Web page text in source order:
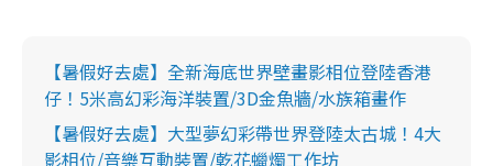
【暑假好去處】全新海底世界壁畫影相位登陸香港
仔！5米高幻彩海洋裝置/3D金魚牆/水族箱畫作
【暑假好去處】大型夢幻彩帶世界登陸太古城！4大
影相位/音樂互動裝置/乾花蠟燭工作坊